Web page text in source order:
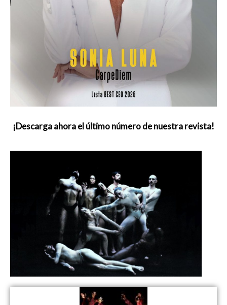
¡Descarga ahora el último número de nuestra revista!